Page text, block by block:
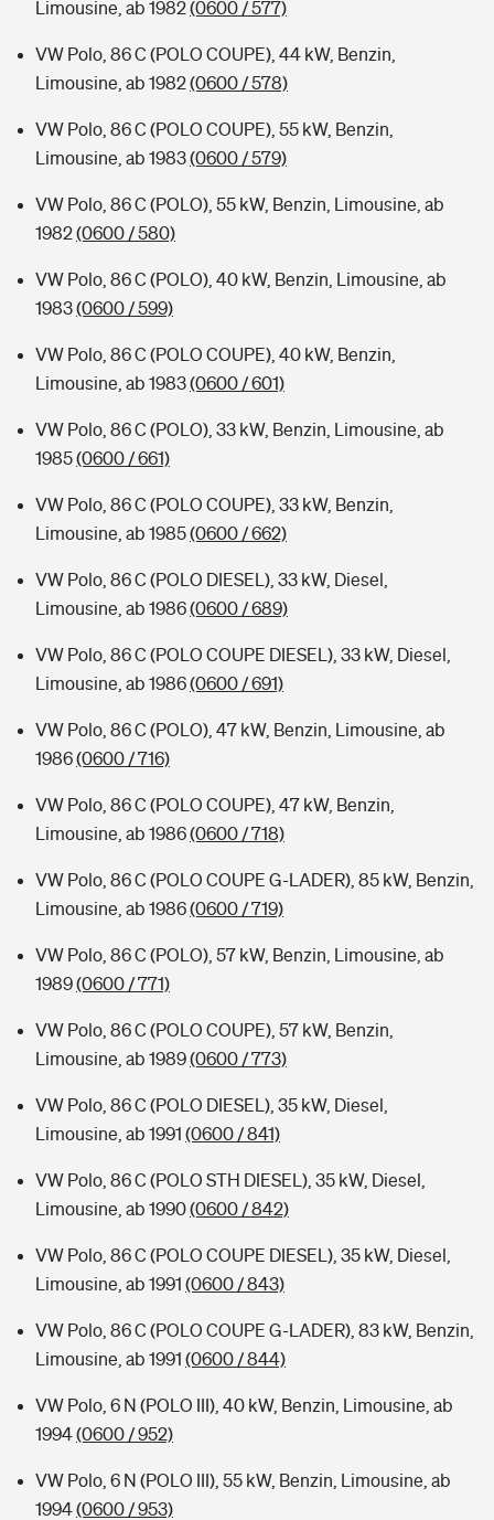
Limousine, ab 1982(0600 / 577)
VW Polo, 86 C (POLO COUPE), 44 kW, Benzin,
Limousine, ab 1982(0600 / 578)
VW Polo, 86 C (POLO COUPE), 55 kW, Benzin,
Limousine, ab 1983(0600 / 579)
VW Polo, 86 C (POLO), 55 kW, Benzin, Limousine, ab
1982(0600 / 580)
VW Polo, 86 C (POLO), 40 kW, Benzin, Limousine, ab
1983(0600 / 599)
VW Polo, 86 C (POLO COUPE), 40 kW, Benzin,
Limousine, ab 1983(0600 / 601)
VW Polo, 86 C (POLO), 33 kW, Benzin, Limousine, ab
1985(0600 / 661)
VW Polo, 86 C (POLO COUPE), 33 kW, Benzin,
Limousine, ab 1985(0600 / 662)
VW Polo, 86 C (POLO DIESEL), 33 kW, Diesel,
Limousine, ab 1986(0600 / 689)
VW Polo, 86 C (POLO COUPE DIESEL), 33 kW, Diesel,
Limousine, ab 1986(0600 / 691)
VW Polo, 86 C (POLO), 47 kW, Benzin, Limousine, ab
1986(0600 / 716)
VW Polo, 86 C (POLO COUPE), 47 kW, Benzin,
Limousine, ab 1986(0600 / 718)
VW Polo, 86 C (POLO COUPE G-LADER), 85 kW, Benzin,
Limousine, ab 1986(0600 / 719)
VW Polo, 86 C (POLO), 57 kW, Benzin, Limousine, ab
1989(0600 / 771)
VW Polo, 86 C (POLO COUPE), 57 kW, Benzin,
Limousine, ab 1989(0600 / 773)
VW Polo, 86 C (POLO DIESEL), 35 kW, Diesel,
Limousine, ab 1991 (0600 / 841)
VW Polo, 86 C (POLO STH DIESEL), 35 kW, Diesel,
Limousine, ab 1990(0600 / 842)
VW Polo, 86 C (POLO COUPE DIESEL), 35 kW, Diesel,
Limousine, ab 1991 (0600 / 843)
VW Polo, 86 C (POLO COUPE G-LADER), 83 kW, Benzin,
Limousine, ab 1991 (0600 / 844)
VW Polo, 6 N (POLO III), 40 kW, Benzin, Limousine, ab
1994(0600 / 952)
VW Polo, 6 N (POLO III), 55 kW, Benzin, Limousine, ab
1994(0600 / 953)